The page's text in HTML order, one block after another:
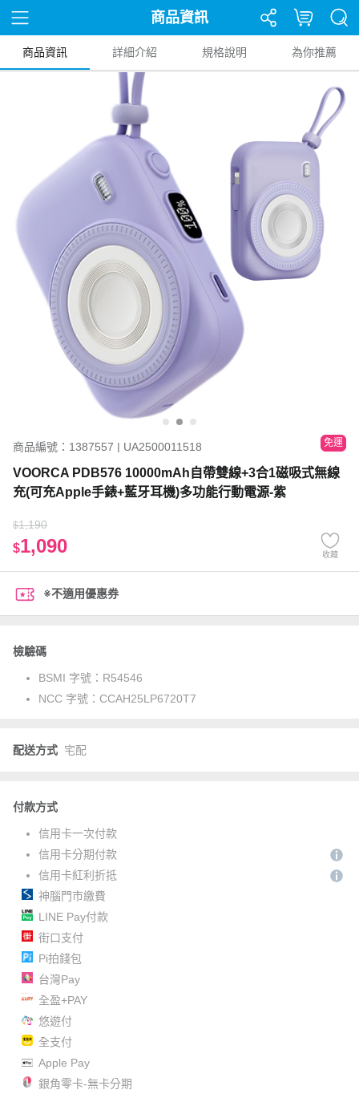
商品資訊
商品資訊 詳細介紹 規格說明 為你推薦
商品編號：1387557 | UA2500011518 免運
VOORCA PDB576 10000mAh自帶雙線+3合1磁吸式無線
充(可充Apple手錶+藍牙耳機)多功能行動電源-紫
$1,190
$1,090 收藏
※不適用優惠券
檢驗碼
BSMI 字號： R54546
NCC 字號： CCAH25LP6720T7
配送方式 宅配
付款方式
信用卡一次付款
信用卡分期付款
信用卡紅利折抵
神腦門市繳費
LINE Pay付款
街口支付
Pi拍錢包
台灣Pay
全盈+PAY
悠遊付
全支付
Apple Pay
銀角零卡-無卡分期